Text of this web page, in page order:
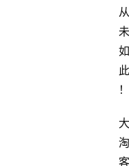
从
未
如
此
！
大
淘
客